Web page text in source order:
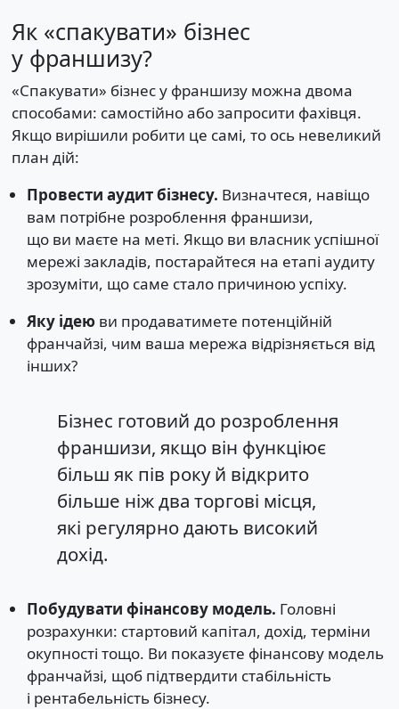
Як «спакувати» бізнес
у франшизу?
«Спакувати» бізнес у франшизу можна двома
способами: самостійно або запросити фахівця.
Якщо вирішили робити це самі, то ось невеликий
план дій:
Провести аудит бізнесу. Визначтеся, навіщо
вам потрібне розроблення франшизи,
що ви маєте на меті. Якщо ви власник успішної
мережі закладів, постарайтеся на етапі аудиту
зрозуміти, що саме стало причиною успіху.
Яку ідеюви продаватимете потенційній
франчайзі, чим ваша мережа відрізняється від
інших?
Бізнес готовий до розроблення
франшизи, якщо він функціює
більш як пів року й відкрито
більше ніж два торгові місця,
які регулярно дають високий
дохід.
Побудувати фінансову модель. Головні
розрахунки: стартовий капітал, дохід, терміни
окупності тощо. Ви показуєте фінансову модель
франчайзі, щоб підтвердити стабільність
і рентабельність бізнесу.